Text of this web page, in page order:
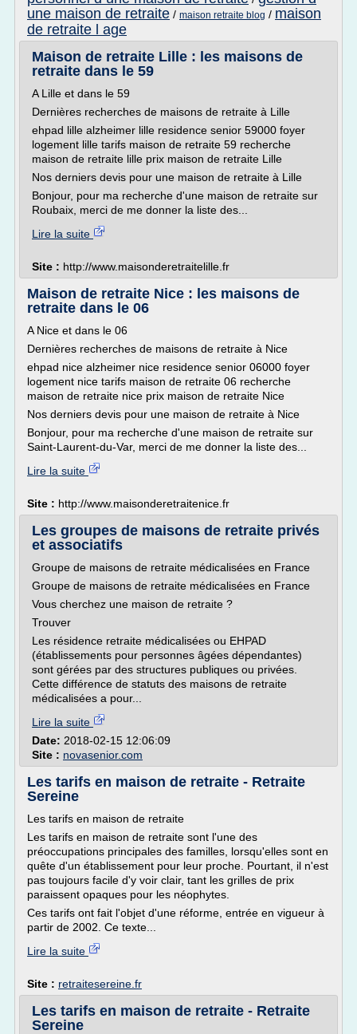
une maison de retraite / maison retraite blog / maison
de retraite l age
Maison de retraite Lille : les maisons de
retraite dans le 59
A Lille et dans le 59
Dernières recherches de maisons de retraite à Lille
ehpad lille alzheimer lille residence senior 59000 foyer
logement lille tarifs maison de retraite 59 recherche
maison de retraite lille prix maison de retraite Lille
Nos derniers devis pour une maison de retraite à Lille
Bonjour, pour ma recherche d'une maison de retraite sur
Roubaix, merci de me donner la liste des...
Lire la suite
Site : http://www.maisonderetraitelille.fr
Maison de retraite Nice : les maisons de
retraite dans le 06
A Nice et dans le 06
Dernières recherches de maisons de retraite à Nice
ehpad nice alzheimer nice residence senior 06000 foyer
logement nice tarifs maison de retraite 06 recherche
maison de retraite nice prix maison de retraite Nice
Nos derniers devis pour une maison de retraite à Nice
Bonjour, pour ma recherche d'une maison de retraite sur
Saint-Laurent-du-Var, merci de me donner la liste des...
Lire la suite
Site : http://www.maisonderetraitenice.fr
Les groupes de maisons de retraite privés
et associatifs
Groupe de maisons de retraite médicalisées en France
Groupe de maisons de retraite médicalisées en France
Vous cherchez une maison de retraite ?
Trouver
Les résidence retraite médicalisées ou EHPAD
(établissements pour personnes âgées dépendantes)
sont gérées par des structures publiques ou privées.
Cette différence de statuts des maisons de retraite
médicalisées a pour...
Lire la suite
Date: 2018-02-15 12:06:09
Site : novasenior.com
Les tarifs en maison de retraite - Retraite
Sereine
Les tarifs en maison de retraite
Les tarifs en maison de retraite sont l'une des
préoccupations principales des familles, lorsqu'elles sont en
quête d'un établissement pour leur proche. Pourtant, il n'est
pas toujours facile d'y voir clair, tant les grilles de prix
paraissent opaques pour les néophytes.
Ces tarifs ont fait l'objet d'une réforme, entrée en vigueur à
partir de 2002. Ce texte...
Lire la suite
Site : retraitesereine.fr
Les tarifs en maison de retraite - Retraite
Sereine